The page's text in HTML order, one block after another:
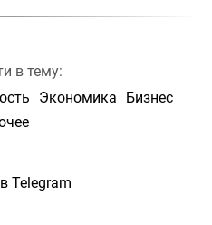
в тему:
Экономика
Бизнес
Telegram